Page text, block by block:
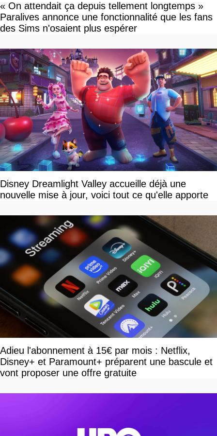
« On attendait ça depuis tellement longtemps »
Paralives annonce une fonctionnalité que les fans
des Sims n'osaient plus espérer
Disney Dreamlight Valley accueille déjà une
nouvelle mise à jour, voici tout ce qu'elle apporte
Adieu l'abonnement à 15€ par mois : Netflix,
Disney+ et Paramount+ préparent une bascule et
vont proposer une offre gratuite